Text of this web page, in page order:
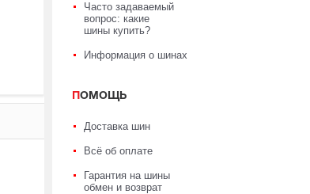
Часто задаваемый
вопрос: какие
шины купить?
Информация о шинах
ПОМОЩЬ
Доставка шин
Всё об оплате
Гарантия на шины
обмен и возврат